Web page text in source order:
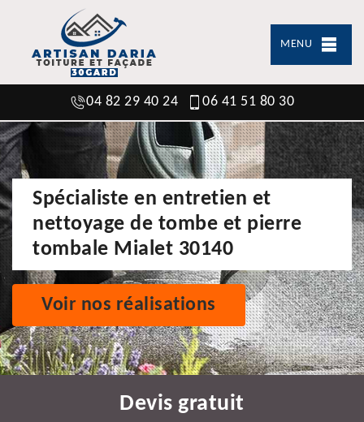
MENU
04 82 29 40 24 06 41 51 80 30
Spécialiste en entretien et
nettoyage de tombe et pierre
tombale Mialet 30140
Voir nos réalisations
Devis gratuit